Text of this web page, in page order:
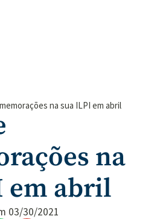
na sua ILPI em abril
na
em abril
03/30/2021